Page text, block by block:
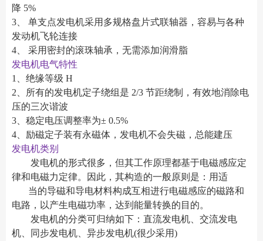
降 5%
3、 单支点发电机采用多规格盘片式联轴器，容易与各种
发动机飞轮连接
4、 采用密封的滚珠轴承，无需添加润滑脂
发电机电气特性
1、绝缘等级 H
2、所有的发电机定子绕组是 2/3 节距绕制，有效地消除电
压的三次谐波
3、稳定电压调整率为± 0.5%
4、励磁定子装有永磁体，发电机不会失磁，总能建压
发电机类别
发电机的形式很多，但其工作原理都基于电磁感应定
律和电磁力定律。因此，其构造的一般原则是：用适
当的导磁和导电材料构成互相进行电磁感应的磁路和
电路，以产生电磁功率，达到能量转换的目的。
发电机的分类可归纳如下：直流发电机、交流发电
机、同步发电机、异步发电机(很少采用)